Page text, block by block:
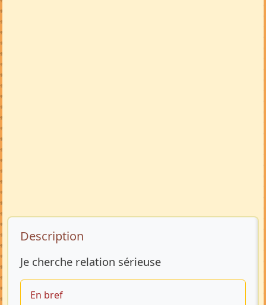
Description de l’annonce
Description
Je cherche relation sérieuse
En bref